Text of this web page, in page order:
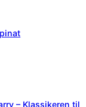
– Klassikeren til